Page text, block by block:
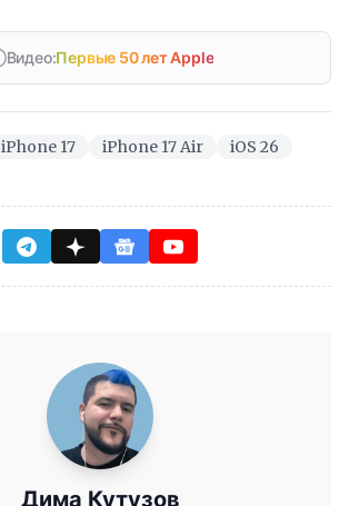
Видео:Первые 50 лет Apple
iPhone 17 iPhone 17 Air iOS 26
Дима Кутузов